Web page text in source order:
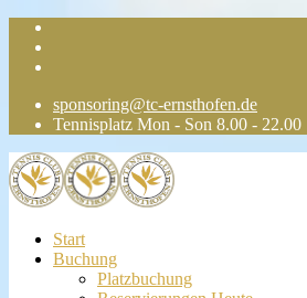
sponsoring@tc-ernsthofen.de
Tennisplatz Mon - Son 8.00 - 22.00
Start
Buchung
Platzbuchung